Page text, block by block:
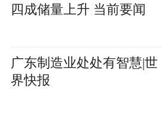
四成储量上升 当前要闻
广东制造业处处有智慧|世
界快报